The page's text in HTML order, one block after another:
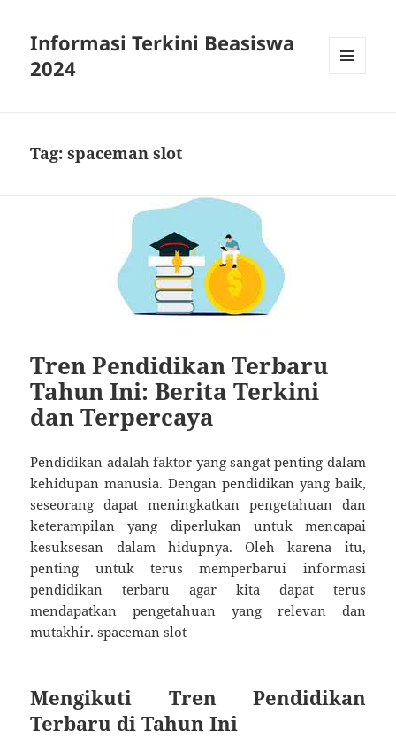
Informasi Terkini Beasiswa
2024
Tag:spaceman slot
Tren Pendidikan Terbaru
Tahun Ini: Berita Terkini
dan Terpercaya
Pendidikan adalah faktor yang sangat penting dalam
kehidupan manusia. Dengan pendidikan yang baik,
seseorang dapat meningkatkan pengetahuan dan
keterampilan yang diperlukan untuk mencapai
kesuksesan dalam hidupnya. Oleh karena itu,
penting untuk terus memperbarui informasi
pendidikan terbaru agar kita dapat terus
mendapatkan pengetahuan yang relevan dan
mutakhir.spaceman slot
Mengikuti Tren Pendidikan
Terbaru di Tahun Ini